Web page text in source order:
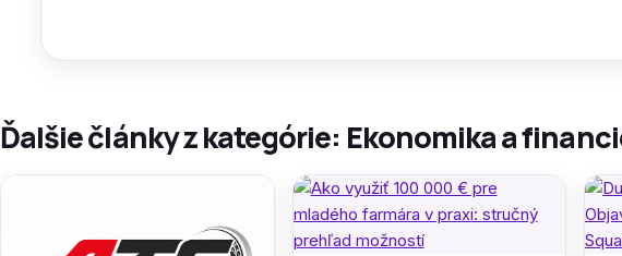
Ďalšie články z kategórie: Ekonomika a